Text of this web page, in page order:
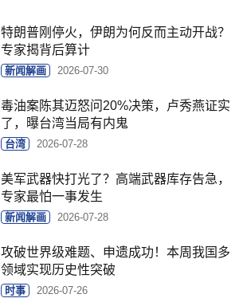
特朗普刚停火，伊朗为何反而主动开战？
专家揭背后算计
新闻解画 2026-07-30
毒油案陈其迈怒问20%决策，卢秀燕证实
了，曝台湾当局有内鬼
台湾 2026-07-28
美军武器快打光了？高端武器库存告急，
专家最怕一事发生
新闻解画 2026-07-28
攻破世界级难题、申遗成功！本周我国多
领域实现历史性突破
时事 2026-07-26